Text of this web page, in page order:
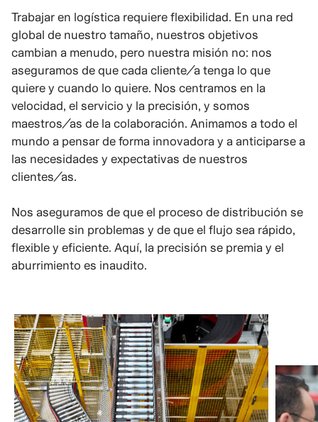
Trabajar en logística requiere flexibilidad. En una red
global de nuestro tamaño, nuestros objetivos
cambian a menudo, pero nuestra misión no: nos
aseguramos de que cada cliente/a tenga lo que
quiere y cuando lo quiere. Nos centramos en la
velocidad, el servicio y la precisión, y somos
maestros/as de la colaboración. Animamos a todo el
mundo a pensar de forma innovadora y a anticiparse a
las necesidades y expectativas de nuestros
clientes/as.
Nos aseguramos de que el proceso de distribución se
desarrolle sin problemas y de que el flujo sea rápido,
flexible y eficiente. Aquí, la precisión se premia y el
aburrimiento es inaudito.